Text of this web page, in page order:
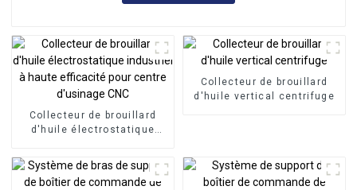
Collecteur de brouillard
d'huile électrostatique
d'usinage CNC
Collecteur de brouillard
d'huile vertical centrifuge